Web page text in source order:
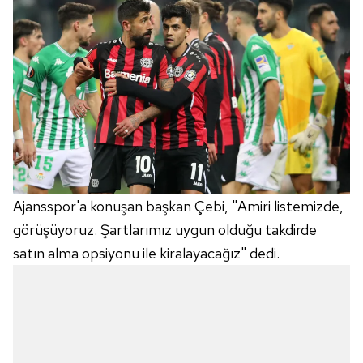
Ajansspor'a konuşan başkan Çebi, "Amiri listemizde,
görüşüyoruz. Şartlarımız uygun olduğu takdirde
satın alma opsiyonu ile kiralayacağız" dedi.